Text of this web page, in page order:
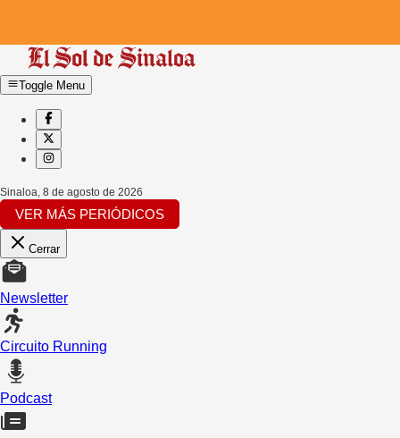
Toggle Menu
Sinaloa, 8 de agosto de 2026
VER MÁS PERIÓDICOS
Cerrar
Newsletter
Circuito Running
Podcast